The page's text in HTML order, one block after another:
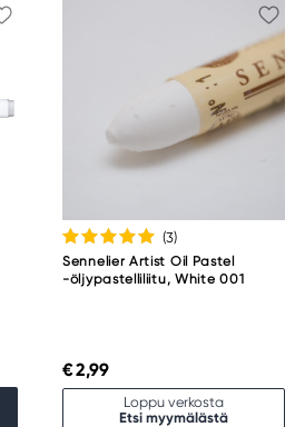
(3)
Sennelier Artist Oil Pastel
-öljypastelliliitu, White 001
€ 2,99
Loppu verkosta
Etsi myymälästä